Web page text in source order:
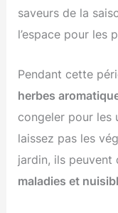
saveurs de la
l’espace pour les
Pendant cette
herbes
congeler pour les
laissez pas les
jardin, ils peuvent
maladies et